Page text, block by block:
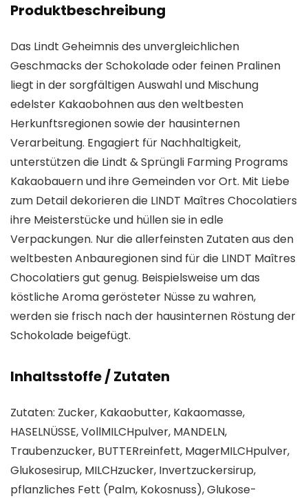
Produktbeschreibung
Das Lindt Geheimnis des unvergleichlichen
Geschmacks der Schokolade oder feinen Pralinen
liegt in der sorgfältigen Auswahl und Mischung
edelster Kakaobohnen aus den weltbesten
Herkunftsregionen sowie der hausinternen
Verarbeitung. Engagiert für Nachhaltigkeit,
unterstützen die Lindt & Sprüngli Farming Programs
Kakaobauern und ihre Gemeinden vor Ort. Mit Liebe
zum Detail dekorieren die LINDT Maîtres Chocolatiers
ihre Meisterstücke und hüllen sie in edle
Verpackungen. Nur die allerfeinsten Zutaten aus den
weltbesten Anbauregionen sind für die LINDT Maîtres
Chocolatiers gut genug. Beispielsweise um das
köstliche Aroma gerösteter Nüsse zu wahren,
werden sie frisch nach der hausinternen Röstung der
Schokolade beigefügt.
Inhaltsstoffe / Zutaten
Zutaten: Zucker, Kakaobutter, Kakaomasse,
HASELNÜSSE, VollMILCHpulver, MANDELN,
Traubenzucker, BUTTERreinfett, MagerMILCHpulver,
Glukosesirup, MILCHzucker, Invertzuckersirup,
pflanzliches Fett (Palm, Kokosnuss), Glukose-